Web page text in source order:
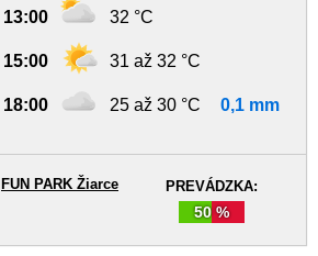
13:00 32 °C
15:00 31 až 32 °C
18:00 25 až 30 °C 0,1 mm
PREVÁDZKA:
50 %
FUN PARK Žiarce